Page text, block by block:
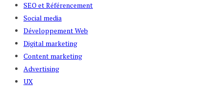
SEO et Référencement
Social media
Développement Web
Digital marketing
Content marketing
Advertising
UX